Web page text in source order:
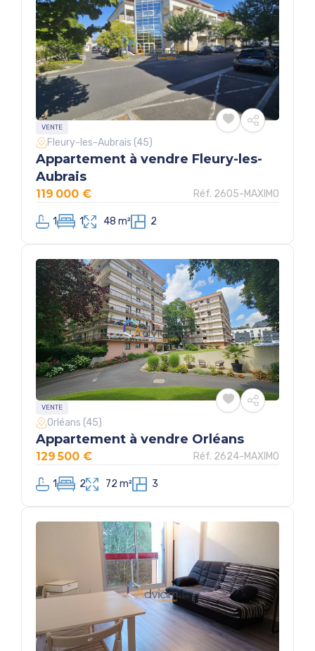
VENTE
Réf. 2605-MAXIMO
Fleury-les-Aubrais (45)
Appartement à vendre Fleury-les-
Aubrais
1 1 48 m² 2
119 000 €
VENTE
Réf. 2624-MAXIMO
Orléans (45)
Appartement à vendre Orléans
1 2 72 m² 3
129 500 €